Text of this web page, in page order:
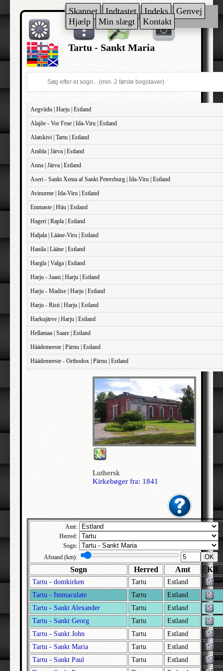
Skannet Indtastet Indeks
Genvej
Hjælp
Min slægt Kontakt
Tartu - Sankt Maria
Aegviidu | Harju | Estland
Alajõe - Vor Frue | Ida-Viru | Estland
Alatskivi | Tartu | Estland
Ambla | Järva | Estland
Anna | Järva | Estland
Aseri - Sankt Xenia af Sankt Petersburg | Ida-Viru | Estland
Avinurme | Ida-Viru | Estland
Emmaste | Hiiu | Estland
Hageri | Rapla | Estland
Haljala | Lääne-Viru | Estland
Hanila | Lääne | Estland
Hargla | Valga | Estland
Harju - Jaani | Harju | Estland
Harju - Madise | Harju | Estland
Harju - Risti | Harju | Estland
Harkujärve | Harju | Estland
Hellamaa | Saare | Estland
Häädemeeste | Pärnu | Estland
Häädemeeste - Orthodox | Pärnu | Estland
Haapsalu - Domkirken | Lääne | Estland
Haapsalu - Sankt John | Lääne | Estland
Haapsalu - Sankt Maria Magdalene | Lääne | Estland
Jõhvi - Korsfæstelseskirken | Ida-Viru | Estland
Järva - Madise | Järva | Estland
Järva - Peetri | Järva | Estland
Jaama - Sankt Nikolaj | Ida-Viru | Estland
Kadrina | Lääne-Viru | Estland
Kambja | Tartu | Estland
Kanepi | Põlva | Estland
Karja | Saare | Estland
Karksi | Viljandi | Estland
Karuse | Lääne | Estland
Kassari kapel | Hiiu | Estland
Keila | Harju | Estland
Luthersk
Kirkebøger fra: 1841
Amt:
Herred:
Sogn:
Afstand (km):
OK
Sogn Herred Amt KB
Tartu - domkirken Tartu
Estland
Tartu - Immaculate
Tartu
Estland
Tartu - Sankt Alexander
Tartu
Estland
Tartu - Sankt Georg
Tartu
Estland
Tartu - Sankt John
Tartu
Estland
Tartu - Sankt Maria
Tartu
Estland
Tartu - Sankt Paul
Tartu
Estland